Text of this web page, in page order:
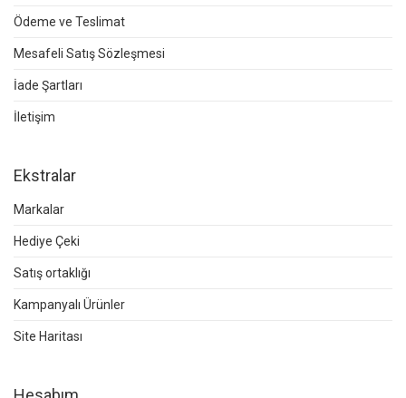
Ödeme ve Teslimat
Mesafeli Satış Sözleşmesi
İade Şartları
İletişim
Ekstralar
Markalar
Hediye Çeki
Satış ortaklığı
Kampanyalı Ürünler
Site Haritası